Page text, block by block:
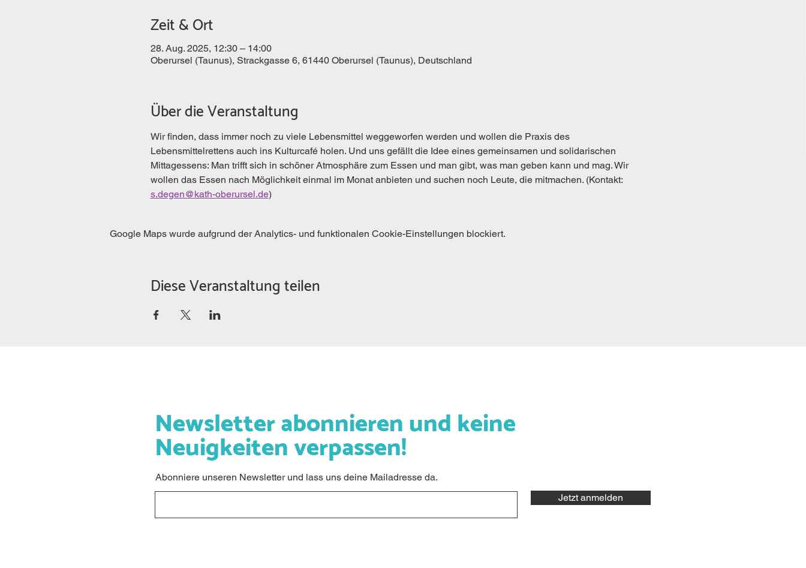
Zeit & Ort
28. Aug. 2025, 12:30 – 14:00
Oberursel (Taunus), Strackgasse 6, 61440 Oberursel (Taunus), Deutschland
Über die Veranstaltung
Wir finden, dass immer noch zu viele Lebensmittel weggeworfen werden und wollen die Praxis des
Lebensmittelrettens auch ins Kulturcafé holen. Und uns gefällt die Idee eines gemeinsamen und solidarischen
Mittagessens: Man trifft sich in schöner Atmosphäre zum Essen und man gibt, was man geben kann und mag. Wir
wollen das Essen nach Möglichkeit einmal im Monat anbieten und suchen noch Leute, die mitmachen. (Kontakt:
s.degen@kath-oberursel.de)
Google Maps wurde aufgrund der Analytics- und funktionalen Cookie-Einstellungen blockiert.
Diese Veranstaltung teilen
Newsletter abonnieren und keine
Neuigkeiten verpassen!
Abonniere unseren Newsletter und lass uns deine Mailadresse da.
Jetzt anmelden